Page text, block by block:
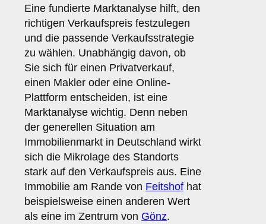
Eine fundierte Marktanalyse hilft, den
richtigen Verkaufspreis festzulegen
und die passende Verkaufsstrategie
zu wählen. Unabhängig davon, ob
Sie sich für einen Privatverkauf,
einen Makler oder eine Online-
Plattform entscheiden, ist eine
Marktanalyse wichtig. Denn neben
der generellen Situation am
Immobilienmarkt in Deutschland wirkt
sich die Mikrolage des Standorts
stark auf den Verkaufspreis aus. Eine
Immobilie am Rande von Feitshof hat
beispielsweise einen anderen Wert
als eine im Zentrum von Gönz.